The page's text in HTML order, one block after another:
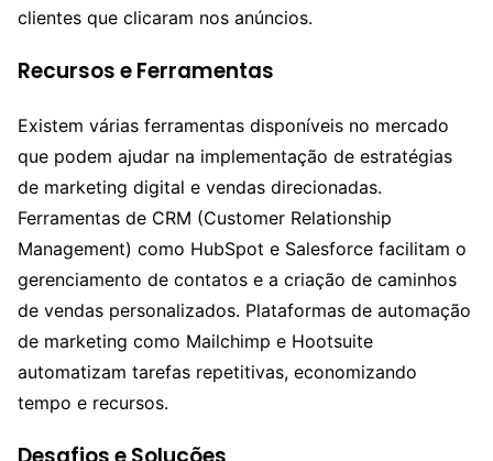
clientes que clicaram nos anúncios.
Recursos e Ferramentas
Existem várias ferramentas disponíveis no mercado
que podem ajudar na implementação de estratégias
de marketing digital e vendas direcionadas.
Ferramentas de CRM (Customer Relationship
Management) como HubSpot e Salesforce facilitam o
gerenciamento de contatos e a criação de caminhos
de vendas personalizados. Plataformas de automação
de marketing como Mailchimp e Hootsuite
automatizam tarefas repetitivas, economizando
tempo e recursos.